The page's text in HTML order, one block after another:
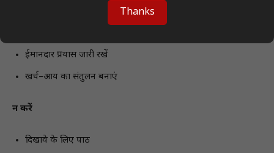
ईमानदार प्रयास जारी रखें
खर्च–आय का संतुलन बनाएं
न करें
दिखावे के लिए पाठ
Thanks